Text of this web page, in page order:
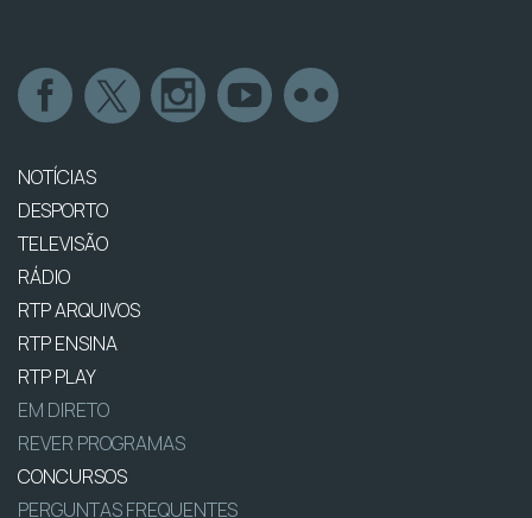
NOTÍCIAS
DESPORTO
TELEVISÃO
RÁDIO
RTP ARQUIVOS
RTP ENSINA
RTP PLAY
EM DIRETO
REVER PROGRAMAS
CONCURSOS
PERGUNTAS FREQUENTES